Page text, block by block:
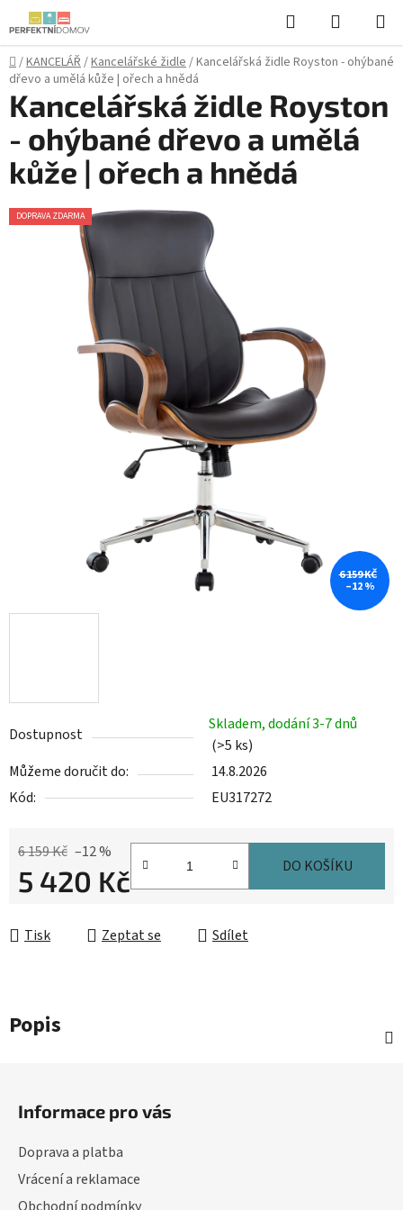
Přejít
na
obsah
Hledat
KOŠÍK
Domů
/KANCELÁŘ/Kancelářské židle/Kancelářská židle Royston - ohýbané
dřevo a umělá kůže | ořech a hnědá
Dostupnost
Skladem, dodání 3-7 dnů
(>5 ks)
Můžeme doručit do:
14.8.2026
Kód:
EU317272
6 159 Kč –12 %
5 420 Kč DO KOŠÍKU
Tisk Zeptat se Sdílet
Kancelářská židle Royston
- ohýbané dřevo a umělá
kůže | ořech a hnědá
DOPRAVA ZDARMA
6 159 KČ
–12 %
Popis
Informace pro vás
Doprava a platba
Vrácení a reklamace